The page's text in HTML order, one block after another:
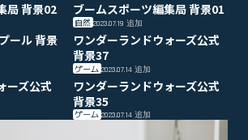
局 背景02 ブームスポーツ編集局 背景01
自然 2023.07.19追加
ール 背景
ワンダーランドウォーズ公式
背景37
ゲーム 2023.07.14追加
ーズ公式
ワンダーランドウォーズ公式
背景35
ゲーム 2023.07.14追加